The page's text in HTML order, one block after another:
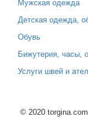
Мужская одежда
Детская одежда,
Обувь
Бижутерия, часы,
Услуги швей и
© 2020